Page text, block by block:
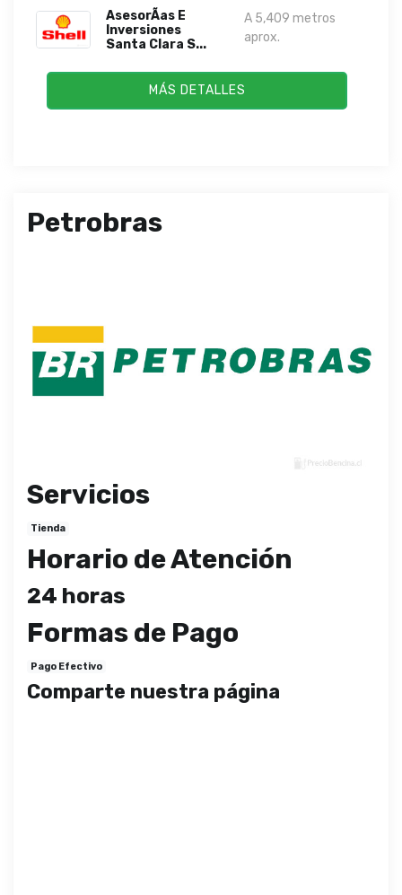
AsesorÃ­as E
Inversiones
Santa Clara S...
A 5,409 metros
aprox.
MÁS DETALLES
Petrobras
Servicios
Tienda
Horario de Atención
24 horas
Formas de Pago
Pago Efectivo
Comparte nuestra página